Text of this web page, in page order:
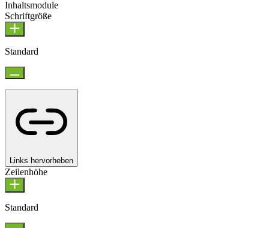
Inhaltsmodule
Schriftgröße
Standard
Links hervorheben
Zeilenhöhe
Standard